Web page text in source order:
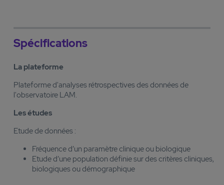
Spécifications
La plateforme
Plateforme d'analyses rétrospectives des données de
l'observatoire LAM.
Les études
Etude de données :
Fréquence d’un paramètre clinique ou biologique
Etude d’une population définie sur des critères cliniques,
biologiques ou démographique